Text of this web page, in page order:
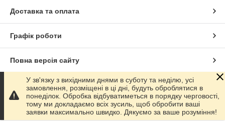
Доставка та оплата
Графік роботи
Повна версія сайту
Сайт створено на маркетплейсі Prom.ua
Політика конфіденційності
У зв'язку з вихідними днями в суботу та неділю, усі
замовлення, розміщені в ці дні, будуть оброблятися в
понеділок. Обробка відбуватиметься в порядку черговості,
тому ми докладаємо всіх зусиль, щоб обробити ваші
заявки максимально швидко. Дякуємо за ваше розуміння!